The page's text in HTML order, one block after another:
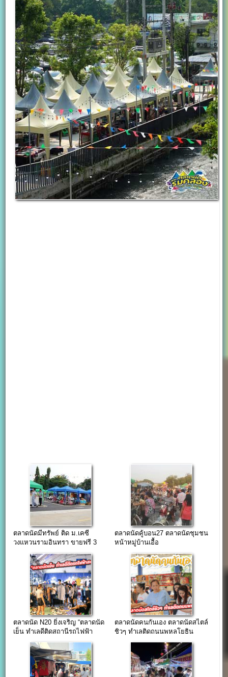
ตลาดนัดมีทรัพย์ ติด ม.เคซี
วงแหวนรามอินทรา ขายฟรี 3
ตลาดนัดคู้บอน27 ตลาดนัดชุมชน
หน้าหมู่บ้านเอื้อ
ตลาดนัด N20 ยิ่งเจริญ “ตลาดนัด
เย็น ทำเลดีติดสถานีรถไฟฟ้า
ตลาดนัดคนกันเอง ตลาดนัดสไตล์
ชิวๆ ทำเลติดถนนพหลโยธิน